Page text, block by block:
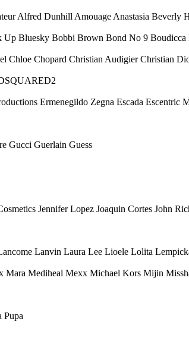
Alfred Dunhill Amouage Anastasia
Up Bluesky Bobbi Brown Bond No 9
Chloe Chopard Christian Audigier Christian
Ermenegildo Zegna Escada Escentric
Gucci Guerlain Guess
Jennifer Lopez Joaquin Cortes John
Lanvin Laura Lee Lioele Lolita
Mara Mediheal Mexx Michael Kors Mijin
Pupa